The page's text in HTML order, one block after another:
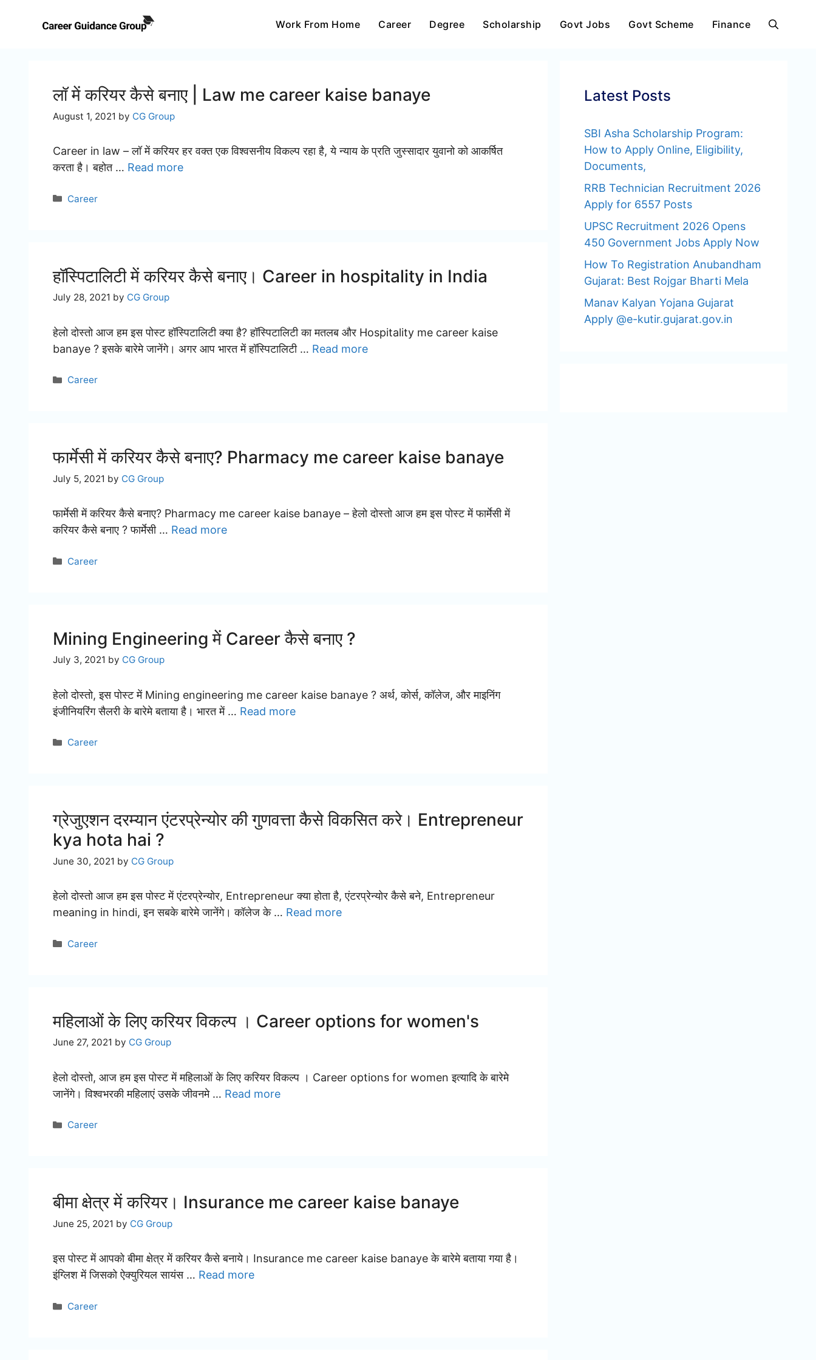
Work From Home Career Degree Scholarship Govt Jobs Govt Scheme Finance
लॉ में करियर कैसे बनाए | Law me career kaise banaye
August 1, 2021 by CG Group
Career in law – लॉ में करियर हर वक्त एक विश्वसनीय विकल्प रहा है, ये न्याय के प्रति जुस्सादार युवानो को आकर्षित
करता है। बहोत … Read more
Categories
Career
हॉस्पिटालिटी में करियर कैसे बनाए। Career in hospitality in India
July 28, 2021 by CG Group
हेलो दोस्तो आज हम इस पोस्ट हॉस्पिटालिटी क्या है? हॉस्पिटालिटी का मतलब और Hospitality me career kaise
banaye ? इसके बारेमे जानेंगे। अगर आप भारत में हॉस्पिटालिटी … Read more
Categories
Career
फार्मेसी में करियर कैसे बनाए? Pharmacy me career kaise banaye
July 5, 2021 by CG Group
फार्मेसी में करियर कैसे बनाए? Pharmacy me career kaise banaye – हेलो दोस्तो आज हम इस पोस्ट में फार्मेसी में
करियर कैसे बनाए ? फार्मेसी … Read more
Categories
Career
Mining Engineering में Career कैसे बनाए ?
July 3, 2021 by CG Group
हेलो दोस्तो, इस पोस्ट में Mining engineering me career kaise banaye ? अर्थ, कोर्स, कॉलेज, और माइनिंग
इंजीनियरिंग सैलरी के बारेमे बताया है। भारत में … Read more
Categories
Career
ग्रेजुएशन दरम्यान एंटरप्रेन्योर की गुणवत्ता कैसे विकसित करे। Entrepreneur
kya hota hai ?
June 30, 2021 by CG Group
हेलो दोस्तो आज हम इस पोस्ट में एंटरप्रेन्योर, Entrepreneur क्या होता है, एंटरप्रेन्योर कैसे बने, Entrepreneur
meaning in hindi, इन सबके बारेमे जानेंगे। कॉलेज के … Read more
Categories
Career
महिलाओं के लिए करियर विकल्प । Career options for women's
June 27, 2021 by CG Group
हेलो दोस्तो, आज हम इस पोस्ट में महिलाओं के लिए करियर विकल्प । Career options for women इत्यादि के बारेमे
जानेंगे। विश्वभरकी महिलाएं उसके जीवनमे … Read more
Categories
Career
बीमा क्षेत्र में करियर। Insurance me career kaise banaye
June 25, 2021 by CG Group
इस पोस्ट में आपको बीमा क्षेत्र में करियर कैसे बनाये। Insurance me career kaise banaye के बारेमे बताया गया है।
इंग्लिश में जिसको ऐक्युरियल सायंस … Read more
Categories
Career
Latest Posts
SBI Asha Scholarship Program:
How to Apply Online, Eligibility,
Documents,
RRB Technician Recruitment 2026
Apply for 6557 Posts
UPSC Recruitment 2026 Opens
450 Government Jobs Apply Now
How To Registration Anubandham
Gujarat: Best Rojgar Bharti Mela
Manav Kalyan Yojana Gujarat
Apply @e-kutir.gujarat.gov.in